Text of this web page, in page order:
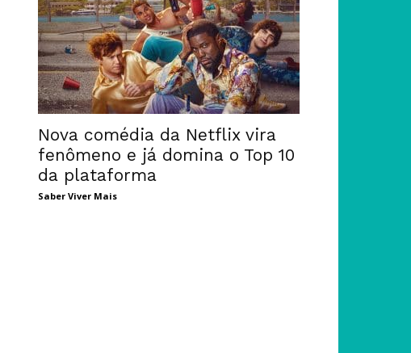
Nova comédia da Netflix vira
fenômeno e já domina o Top 10
da plataforma
Saber Viver Mais